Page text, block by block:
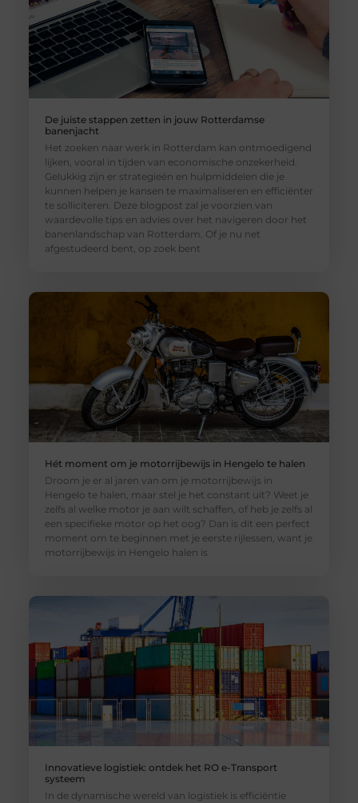
De juiste stappen zetten in jouw Rotterdamse
banenjacht
Het zoeken naar werk in Rotterdam kan ontmoedigend
lijken, vooral in tijden van economische onzekerheid.
Gelukkig zijn er strategieën en hulpmiddelen die je
kunnen helpen je kansen te maximaliseren en efficiënter
te solliciteren. Deze blogpost zal je voorzien van
waardevolle tips en advies over het navigeren door het
banenlandschap van Rotterdam. Of je nu net
afgestudeerd bent, op zoek bent
Hét moment om je motorrijbewijs in Hengelo te halen
Droom je er al jaren van om je motorrijbewijs in
Hengelo te halen, maar stel je het constant uit? Weet je
zelfs al welke motor je aan wilt schaffen, of heb je zelfs al
een specifieke motor op het oog? Dan is dit een perfect
moment om te beginnen met je eerste rijlessen, want je
motorrijbewijs in Hengelo halen is
Innovatieve logistiek: ontdek het RO e-Transport
systeem
In de dynamische wereld van logistiek is efficiëntie